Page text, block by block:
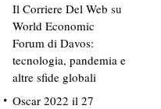
Il Corriere Del Web su
World Economic
Forum di Davos:
tecnologia, pandemia e
altre sfide globali
Oscar 2022 il 27